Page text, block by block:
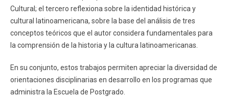
Cultural; el tercero reflexiona sobre la identidad histórica y
cultural latinoamericana, sobre la base del análisis de tres
conceptos teóricos que el autor considera fundamentales para
la comprensión de la historia y la cultura latinoamericanas.
En su conjunto, estos trabajos permiten apreciar la diversidad de
orientaciones disciplinarias en desarrollo en los programas que
administra la Escuela de Postgrado.